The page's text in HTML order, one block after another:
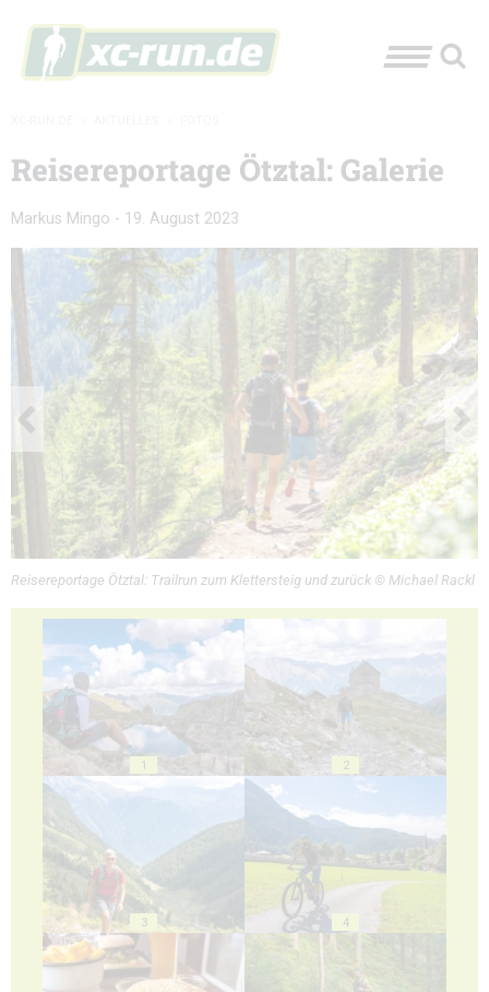
Reisereportage Ötztal: Galerie
Markus Mingo - 19. August 2023
Reisereportage Ötztal: Trailrun zum Klettersteig und zurück © Michael Rackl
1 2
3 4